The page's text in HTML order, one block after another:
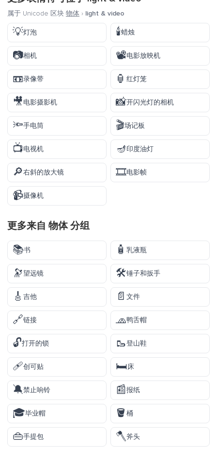
属于 Unicode 区块 物体 › light & video
💡灯泡 🕯️蜡烛
📷相机 📽️电影放映机
📼录像带 🏮 红灯笼
🎥电影摄影机 📸开闪光灯的相机
🔦手电筒 🎬场记板
📺电视机 🪔印度油灯
🔎右斜的放大镜 🎞️电影帧
📹摄像机
更多来自 物体分组
📚书 🧴 乳液瓶
🔭望远镜 🛠️锤子和扳手
🎸 吉他 📄 文件
🔗链接 🧢鸭舌帽
🔓打开的锁 🥾登山鞋
🩹创可贴 🛏️床
🔕禁止响铃 📰报纸
🎓毕业帽 🪣 桶
👜手提包 🪓斧头